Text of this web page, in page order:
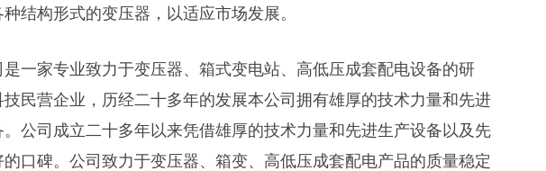
结构形式的变压器，以适应市场发展。
一家专业致力于变压器、箱式变电站、高低压成套配电设备的研
民营企业，历经二十多年的发展本公司拥有雄厚的技术力量和先进
公司成立二十多年以来凭借雄厚的技术力量和先进生产设备以及先
口碑。公司致力于变压器、箱变、高低压成套配电产品的质量稳定